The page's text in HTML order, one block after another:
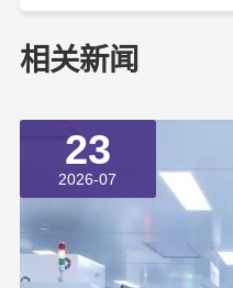
相关新闻
23
2026-07